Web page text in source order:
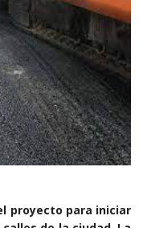
proyecto para iniciar